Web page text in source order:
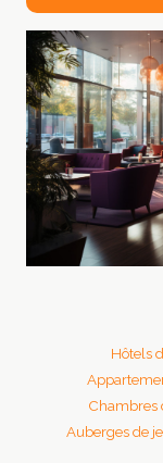
Hôtels
Chambres
Auberges de